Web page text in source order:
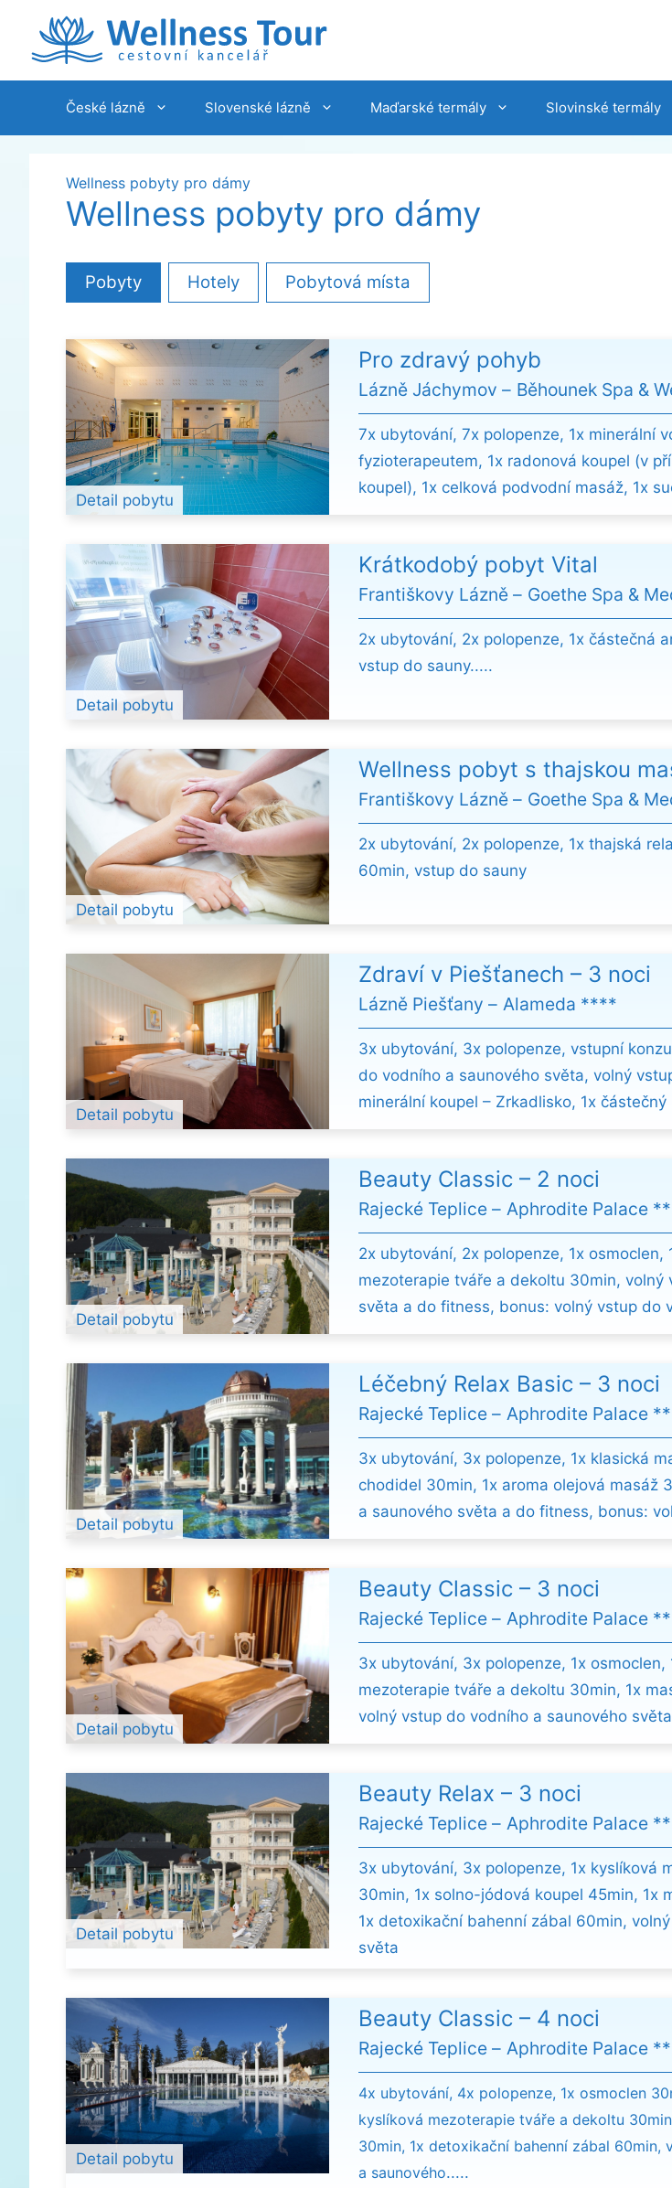
obsah
České lázně Slovenské lázně Maďarské termály Slovinské termály
Wellness pobyty pro dámy
Wellness pobyty pro dámy
Pobyty Hotely Pobytová místa
Pro zdravý pohyb
Lázně Jáchymov Běhounek Spa &
7x ubytování, 7x polopenze, 1x minerální
fyzioterapeutem, 1x radonová koupel (v
koupel), 1x celková podvodní masáž, 1x
Detail pobytu
Krátkodobý pobyt Vital
Františkovy Lázně Goethe Spa &
2x ubytování, 2x polopenze, 1x částečná
vstup do sauny.....
Detail pobytu
Wellness pobyt s thajskou
Františkovy Lázně Goethe Spa &
2x ubytování, 2x polopenze, 1x thajská
60min, vstup do sauny
Detail pobytu
Zdraví v Piešťanech – 3 noci
Lázně Piešťany Alameda ****
3x ubytování, 3x polopenze, vstupní
do vodního a saunového světa, volný
minerální koupel – Zrkadlisko, 1x
Detail pobytu
Beauty Classic – 2 noci
Rajecké Teplice Aphrodite Palace
2x ubytování, 2x polopenze, 1x osmoclen,
mezoterapie tváře a dekoltu 30min, volný
světa a do fitness, bonus: volný vstup do
Detail pobytu
Léčebný Relax Basic – 3 noci
Rajecké Teplice Aphrodite Palace
3x ubytování, 3x polopenze, 1x klasická
chodidel 30min, 1x aroma olejová masáž
a saunového světa a do fitness, bonus:
Detail pobytu
Beauty Classic – 3 noci
Rajecké Teplice Aphrodite Palace
3x ubytování, 3x polopenze, 1x osmoclen,
mezoterapie tváře a dekoltu 30min, 1x
volný vstup do vodního a saunového
Detail pobytu
Beauty Relax – 3 noci
Rajecké Teplice Aphrodite Palace
3x ubytování, 3x polopenze, 1x kyslíková
30min, 1x solno-jódová koupel 45min, 1x
1x detoxikační bahenní zábal 60min,
světa
Detail pobytu
Beauty Classic – 4 noci
Rajecké Teplice Aphrodite Palace
4x ubytování, 4x polopenze, 1x osmoclen
kyslíková mezoterapie tváře a dekoltu
30min, 1x detoxikační bahenní zábal 60min,
a saunového.....
Detail pobytu